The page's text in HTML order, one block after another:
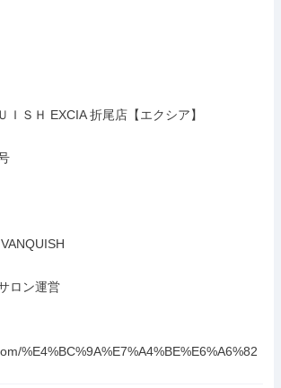
ＩＳＨ EXCIA 折尾店【エクシア】
ロン運営
%E4%BC%9A%E7%A4%BE%E6%A6%82